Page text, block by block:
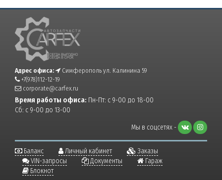
Адрес офиса:
Симферополь ул. Калинина 59
+7(978)112-12-19
corporate@carfex.ru
Время работы офиса: Пн-Пт: с 9-00 до 18-00
Сб: с 9-00 до 13-00
Мы в соцсетях -
Баланс Личный кабинет
Заказы
VIN-запросы
Документы
Гараж
Блокнот